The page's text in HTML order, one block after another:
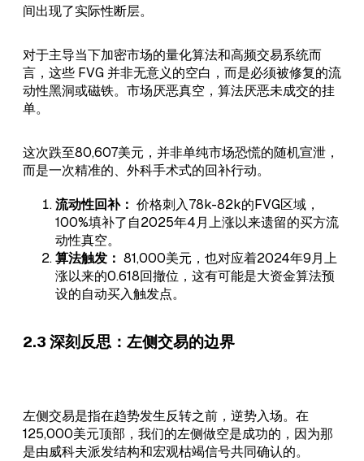
间出现了实际性断层。
对于主导当下加密市场的量化算法和高频交易系统而
言，这些 FVG 并非无意义的空白，而是必须被修复的流
动性黑洞或磁铁。市场厌恶真空，算法厌恶未成交的挂
单。
这次跌至80,607美元，并非单纯市场恐慌的随机宣泄，
而是一次精准的、外科手术式的回补行动。
流动性回补： 价格刺入78k-82k的FVG区域，
100%填补了自2025年4月上涨以来遗留的买方流
动性真空。
算法触发： 81,000美元，也对应着2024年9月上
涨以来的0.618回撤位，这有可能是大资金算法预
设的自动买入触发点。
2.3 深刻反思：左侧交易的边界
左侧交易是指在趋势发生反转之前，逆势入场。在
125,000美元顶部，我们的左侧做空是成功的，因为那
是由威科夫派发结构和宏观枯竭信号共同确认的。